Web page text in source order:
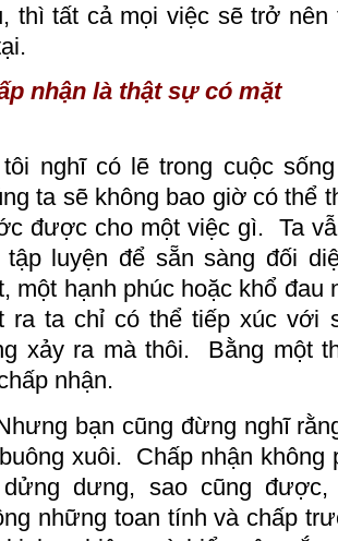
thì tất cả mọi việc sẽ trở nên
nhận là thật sự có mặt
nghĩ có lẽ trong cuộc
ta sẽ không bao giờ có thể
được cho một việc gì. Ta
tập luyện để sẵn sàng đối
một hạnh phúc hoặc khổ
ra ta chỉ có thể tiếp xúc với
xảy ra mà thôi.
Bằng một
nhận.
bạn cũng đừng nghĩ
xuôi. Chấp nhận không
dưng, sao cũng
những toan tính và chấp